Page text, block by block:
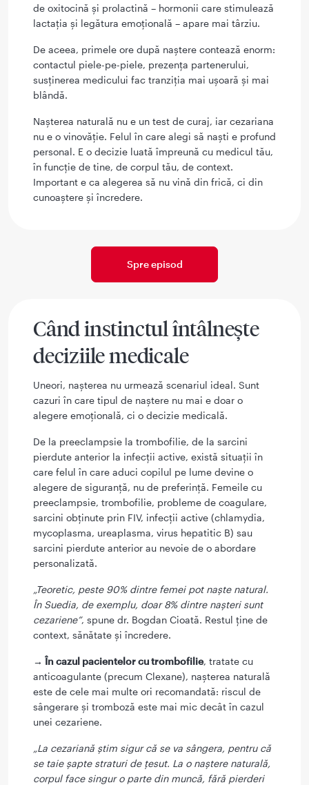
de oxitocină și prolactină – hormonii care stimulează
lactația și legătura emoțională – apare mai târziu.
De aceea, primele ore după naștere contează enorm:
contactul piele-pe-piele, prezența partenerului,
susținerea medicului fac tranziția mai ușoară și mai
blândă.
Nașterea naturală nu e un test de curaj, iar cezariana
nu e o vinovăție. Felul în care alegi să naști e profund
personal. E o decizie luată împreună cu medicul tău,
în funcție de tine, de corpul tău, de context.
Important e ca alegerea să nu vină din frică, ci din
cunoaștere și încredere.
Spre episod
Când instinctul întâlnește
deciziile medicale
Uneori, nașterea nu urmează scenariul ideal. Sunt
cazuri în care tipul de naștere nu mai e doar o
alegere emoțională, ci o decizie medicală.
De la preeclampsie la trombofilie, de la sarcini
pierdute anterior la infecții active, există situații în
care felul în care aduci copilul pe lume devine o
alegere de siguranță, nu de preferință. Femeile cu
preeclampsie, trombofilie, probleme de coagulare,
sarcini obținute prin FIV, infecții active (chlamydia,
mycoplasma, ureaplasma, virus hepatitic B) sau
sarcini pierdute anterior au nevoie de o abordare
personalizată.
„Teoretic, peste 90% dintre femei pot naște natural.
În Suedia, de exemplu, doar 8% dintre nașteri sunt
cezariene”, spune dr. Bogdan Cioată. Restul ține de
context, sănătate și încredere.
→ În cazul pacientelor cu trombofilie, tratate cu
anticoagulante (precum Clexane), nașterea naturală
este de cele mai multe ori recomandată: riscul de
sângerare și tromboză este mai mic decât în cazul
unei cezariene.
„La cezariană știm sigur că se va sângera, pentru că
se taie șapte straturi de țesut. La o naștere naturală,
corpul face singur o parte din muncă, fără pierderi